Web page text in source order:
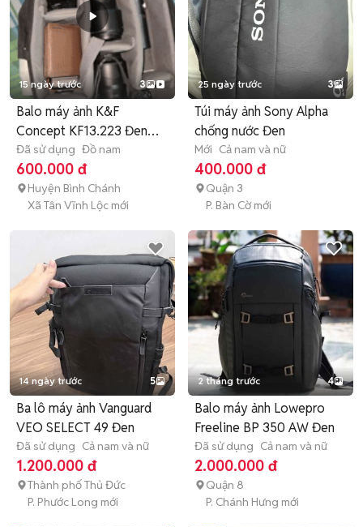
15 ngày trước 3
Balo máy ảnh K&F
Concept KF13.223 Đen
13L
Đã sử dụng Đồ nam
600.000 đ
Huyện Bình Chánh
Xã Tân Vĩnh Lộc mới
25 ngày trước 3
Túi máy ảnh Sony Alpha
chống nước Đen
Mới Cả nam và nữ
400.000 đ
Quận 3
P. Bàn Cờ mới
14 ngày trước 5
Ba lô máy ảnh Vanguard
VEO SELECT 49 Đen
Đã sử dụng Cả nam và nữ
1.200.000 đ
Thành phố Thủ Đức
P. Phước Long mới
2 tháng trước 4
Balo máy ảnh Lowepro
Freeline BP 350 AW Đen
Đã sử dụng Cả nam và nữ
2.000.000 đ
Quận 8
P. Chánh Hưng mới